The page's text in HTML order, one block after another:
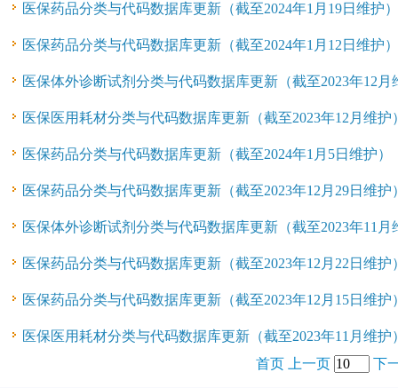
医保药品分类与代码数据库更新（截至2024年1月19日维护）
医保药品分类与代码数据库更新（截至2024年1月12日维护）
医保体外诊断试剂分类与代码数据库更新（截至2023年12月
医保医用耗材分类与代码数据库更新（截至2023年12月维护
医保药品分类与代码数据库更新（截至2024年1月5日维护）
医保药品分类与代码数据库更新（截至2023年12月29日维护
医保体外诊断试剂分类与代码数据库更新（截至2023年11月
医保药品分类与代码数据库更新（截至2023年12月22日维护
医保药品分类与代码数据库更新（截至2023年12月15日维护
医保医用耗材分类与代码数据库更新（截至2023年11月维护
首页
上一页 下